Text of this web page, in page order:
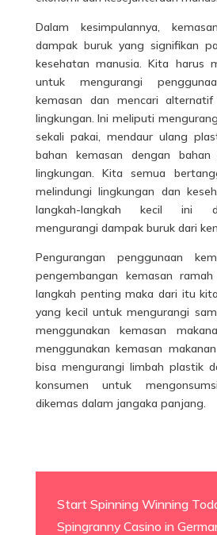
Dalam kesimpulannya,
dampak buruk yang signifikan
kesehatan manusia. Kita harus
untuk mengurangi
kemasan dan mencari
lingkungan. Ini meliputi
sekali pakai, mendaur ulang
bahan kemasan dengan
lingkungan. Kita semua
melindungi lingkungan dan
langkah-langkah kecil ini
mengurangi dampak buruk dari
Pengurangan penggunaan
pengembangan kemasan
langkah penting maka dari itu
yang kecil untuk mengurangi
menggunakan kemasan
menggunakan kemasan
bisa mengurangi limbah plastik
konsumen untuk
dikemas dalam jangaka panjang.
Start Spinning Winning
Spingranny Casino in